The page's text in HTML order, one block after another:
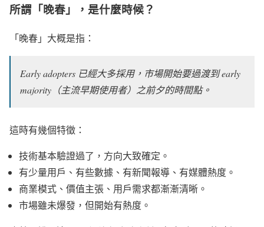
所謂「晚春」，是什麼時候？
「晚春」大概是指：
Early adopters 已經大多採用，市場開始要過渡到 early
majority（主流早期使用者）之前夕的時間點。
這時有幾個特徵：
技術基本驗證過了，方向大致確定。
有少量用戶、有些數據、有新聞報導、有媒體熱度。
商業模式、價值主張、用戶需求都漸漸清晰。
市場雖未爆發，但開始有熱度。